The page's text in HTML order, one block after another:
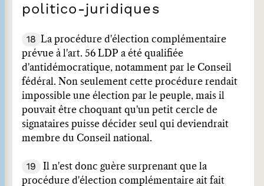
politico-juridiques
18
La procédure d'élection complémentaire
prévue à l'art. 56 LDP a été qualifiée
d'antidémocratique, notamment par le Conseil
fédéral. Non seulement cette procédure rendait
impossible une élection par le peuple, mais il
pouvait être choquant qu'un petit cercle de
signataires puisse décider seul qui deviendrait
membre du Conseil national.
19
Il n'est donc guère surprenant que la
procédure d'élection complémentaire ait fait